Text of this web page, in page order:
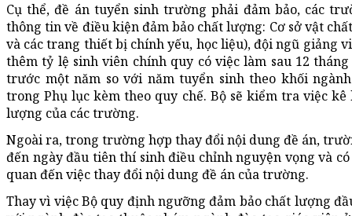
Cụ thể, đề án tuyển sinh trường phải đảm bảo, các
thông tin về điều kiện đảm bảo chất lượng: Cơ sở vật
và các trang thiết bị chính yếu, học liệu), đội ngũ giảng
thêm tỷ lệ sinh viên chính quy có việc làm sau 12
trước một năm so với năm tuyển sinh theo khối
trong Phụ lục kèm theo quy chế. Bộ sẽ kiểm tra việc
lượng của các trường.
Ngoài ra, trong trường hợp thay đổi nội dung đề án,
đến ngày đầu tiên thí sinh điều chỉnh nguyện vọng và
quan đến việc thay đổi nội dung đề án của trường.
Thay vì việc Bộ quy định ngưỡng đảm bảo chất lượng